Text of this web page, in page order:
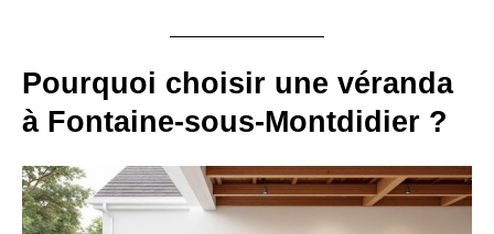
Pourquoi choisir une véranda
à Fontaine-sous-Montdidier ?